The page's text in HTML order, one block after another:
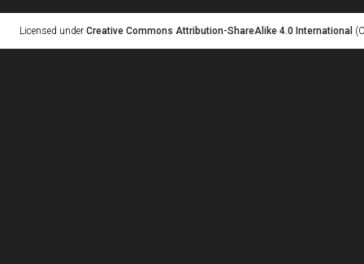
Licensed under Creative Commons Attribution-ShareAlike 4.0 International